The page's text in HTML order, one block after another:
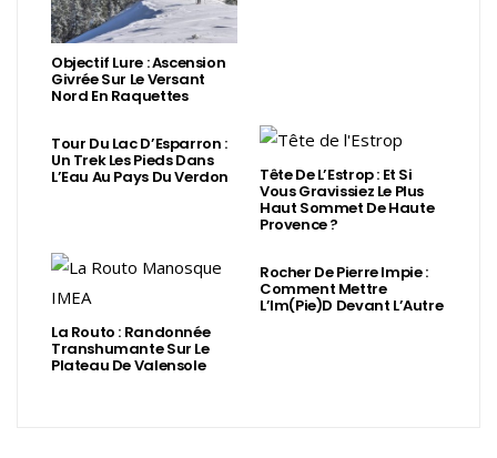
Objectif Lure : Ascension
Givrée Sur Le Versant
Nord En Raquettes
Tour Du Lac D’Esparron :
Un Trek Les Pieds Dans
L’Eau Au Pays Du Verdon Tête De L’Estrop : Et Si
Vous Gravissiez Le Plus
Haut Sommet De Haute
Provence ?
La Routo : Randonnée
Transhumante Sur Le
Plateau De Valensole
Rocher De Pierre Impie :
Comment Mettre
L’Im(Pie)d Devant L’Autre